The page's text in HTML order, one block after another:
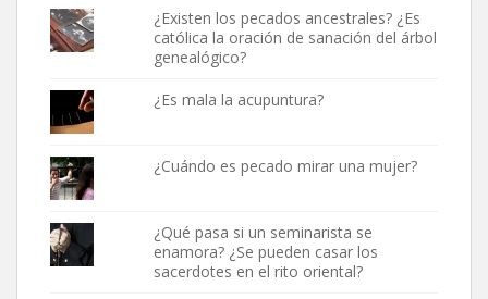
¿Existen los pecados ancestrales? ¿Es
católica la oración de sanación del árbol
genealógico?
¿Es mala la acupuntura?
¿Cuándo es pecado mirar una mujer?
¿Qué pasa si un seminarista se
enamora? ¿Se pueden casar los
sacerdotes en el rito oriental?